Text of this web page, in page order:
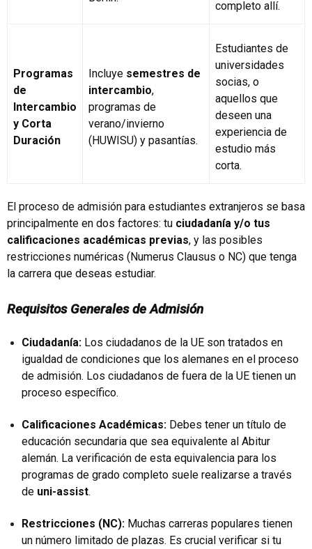
completo allí.
Programas
de
Intercambio
y Corta
Duración
Incluye semestres de
intercambio,
programas de
verano/invierno
(HUWISU) y pasantías.
Estudiantes de
universidades
socias, o
aquellos que
deseen una
experiencia de
estudio más
corta.
El proceso de admisión para estudiantes extranjeros se basa
principalmente en dos factores: tu ciudadanía y/o tus
calificaciones académicas previas, y las posibles
restricciones numéricas (Numerus Clausus o NC) que tenga
la carrera que deseas estudiar.
Requisitos Generales de Admisión
Ciudadanía: Los ciudadanos de la UE son tratados en
igualdad de condiciones que los alemanes en el proceso
de admisión. Los ciudadanos de fuera de la UE tienen un
proceso específico.
Calificaciones Académicas: Debes tener un título de
educación secundaria que sea equivalente al Abitur
alemán. La verificación de esta equivalencia para los
programas de grado completo suele realizarse a través
de uni-assist.
Restricciones (NC): Muchas carreras populares tienen
un número limitado de plazas. Es crucial verificar si tu